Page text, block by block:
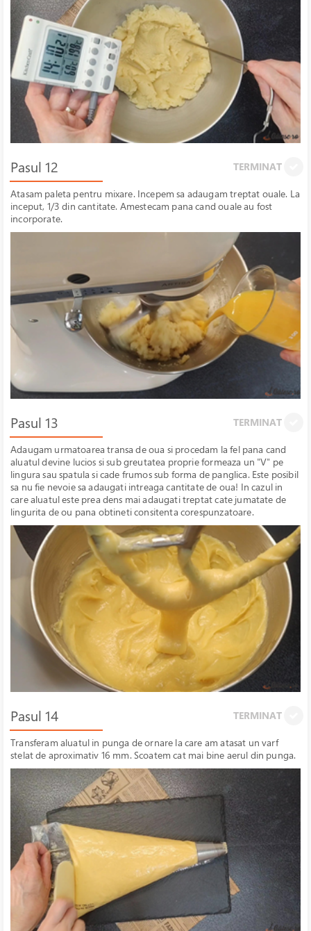
Pasul 12 TERMINAT
Atasam paleta pentru mixare. Incepem sa adaugam treptat ouale. La
inceput, 1/3 din cantitate. Amestecam pana cand ouale au fost
incorporate.
Pasul 13 TERMINAT
Adaugam urmatoarea transa de oua si procedam la fel pana cand
aluatul devine lucios si sub greutatea proprie formeaza un "V" pe
lingura sau spatula si cade frumos sub forma de panglica. Este posibil
sa nu fie nevoie sa adaugati intreaga cantitate de oua! In cazul in
care aluatul este prea dens mai adaugati treptat cate jumatate de
lingurita de ou pana obtineti consitenta corespunzatoare.
Pasul 14 TERMINAT
Transferam aluatul in punga de ornare la care am atasat un varf
stelat de aproximativ 16 mm. Scoatem cat mai bine aerul din punga.